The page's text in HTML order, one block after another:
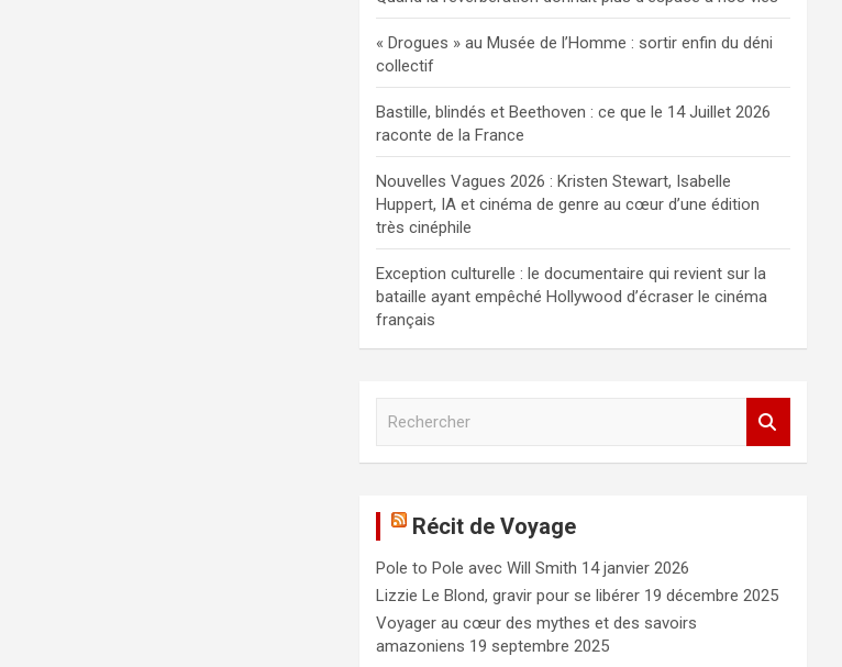
« Drogues » au Musée de l’Homme : sortir enfin du déni
collectif
Bastille, blindés et Beethoven : ce que le 14 Juillet 2026
raconte de la France
Nouvelles Vagues 2026 : Kristen Stewart, Isabelle
Huppert, IA et cinéma de genre au cœur d’une édition
très cinéphile
Exception culturelle : le documentaire qui revient sur la
bataille ayant empêché Hollywood d’écraser le cinéma
français
c
h
e
r
Récit de Voyage
Pole to Pole avec Will Smith 14 janvier 2026
Lizzie Le Blond, gravir pour se libérer 19 décembre 2025
Voyager au cœur des mythes et des savoirs
amazoniens 19 septembre 2025